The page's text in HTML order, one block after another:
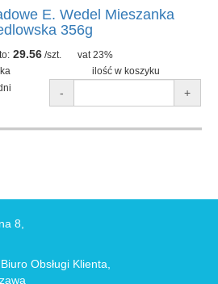
E. Wedel Mieszanka
356g
29.56 /szt.
vat 23%
ilość w koszyku
- +
8,
Obsługi Klienta,